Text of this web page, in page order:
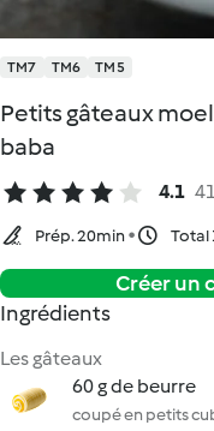
TM7 TM6 TM5
Petits gâteaux
baba
4.1
Prép. 20min Total
Créer un
Ingrédients
Les gâteaux
60 g de beurre
coupé en petits